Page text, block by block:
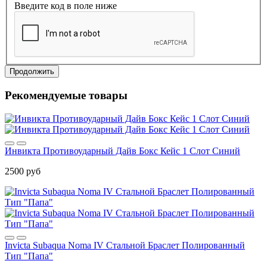
Введите код в поле ниже
Продолжить
Рекомендуемые товары
Инвикта Противоударный Дайв Бокс Кейс 1 Слот Синий
2500 руб
Invicta Subaqua Noma IV Стальной Браслет Полированный
Тип "Папа"